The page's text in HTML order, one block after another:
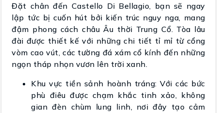
Đặt chân đến Castello Di Bellagio, bạn sẽ ngay
lập tức bị cuốn hút bởi kiến trúc nguy nga, mang
đậm phong cách châu Âu thời Trung Cổ. Tòa lâu
đài được thiết kế với những chi tiết tỉ mỉ từ cổng
vòm cao vút, các tường đá xám cổ kính đến những
ngọn tháp nhọn vươn lên trời xanh.
Khu vực tiền sảnh hoành tráng: Với các bức
phù điêu được chạm khắc tinh xảo, không
gian đèn chùm lung linh, nơi đây tạo cảm